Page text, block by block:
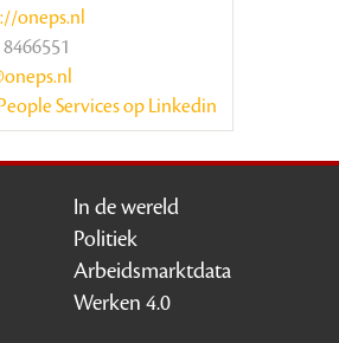
oneps.nl
Services op Linkedin
In de wereld
Politiek
Arbeidsmarktdata
Werken 4.0